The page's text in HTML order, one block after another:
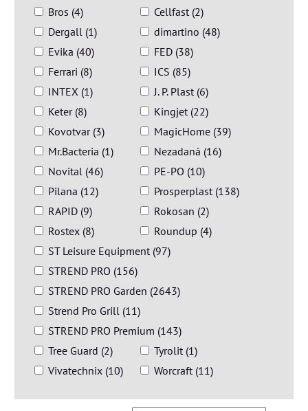
Bros (4)
Cellfast (2)
Dergall (1)
dimartino (48)
Evika (40)
FED (38)
Ferrari (8)
ICS (85)
INTEX (1)
J. P. Plast (6)
Keter (8)
Kingjet (22)
Kovotvar (3)
MagicHome (39)
Mr.Bacteria (1)
Nezadaná (16)
Novital (46)
PE-PO (10)
Pilana (12)
Prosperplast (138)
RAPID (9)
Rokosan (2)
Rostex (8)
Roundup (4)
ST Leisure Equipment (97)
STREND PRO (156)
STREND PRO Garden (2643)
Strend Pro Grill (11)
STREND PRO Premium (143)
Tree Guard (2)
Tyrolit (1)
Vivatechnix (10)
Worcraft (11)